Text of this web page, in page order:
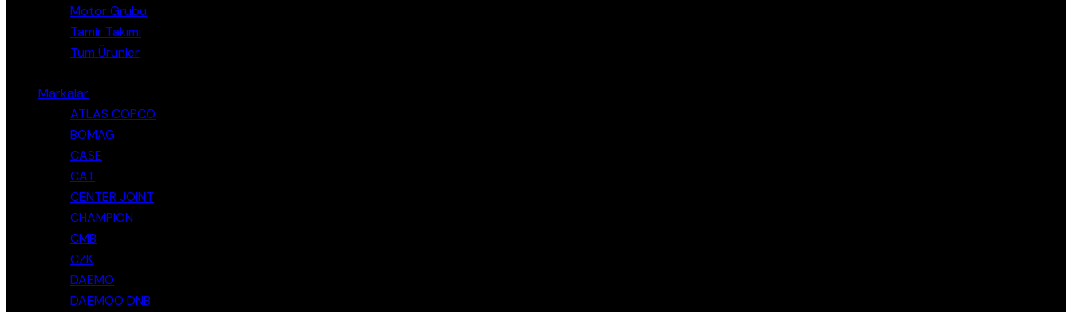
Motor Grubu
Tamir Takımı
Tüm Ürünler
Markalar
ATLAS COPCO
BOMAG
CASE
CAT
CENTER JOINT
CHAMPION
CMB
CZK
DAEMO
DAEMOO DNB